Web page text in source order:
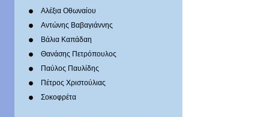
Αλέξια Οθωναίου
Αντώνης Βαβαγιάννης
Βάλια Καπάδαη
Θανάσης Πετρόπουλος
Παύλος Παυλίδης
Πέτρος Χριστούλιας
Σοκοφρέτα